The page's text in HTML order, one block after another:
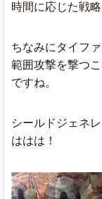
時間に応じた戦
ちなみにタイフ
範囲攻撃を撃つ
ですね。
シールドジェネ
ははは！